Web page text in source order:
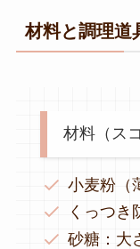
材料と調理道
材料（ス
小麦粉（
くっつき
砂糖：大